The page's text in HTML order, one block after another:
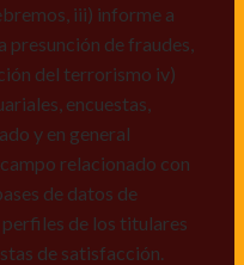
política de protección
la
, igualmente,
sobre mis derechos
suprimir, solicitar
presentar
de
y en
iii) informe a
de fraudes,
del terrorismo iv)
encuestas,
y en general
relacionado con
de datos de
de los titulares
de satisfacción.